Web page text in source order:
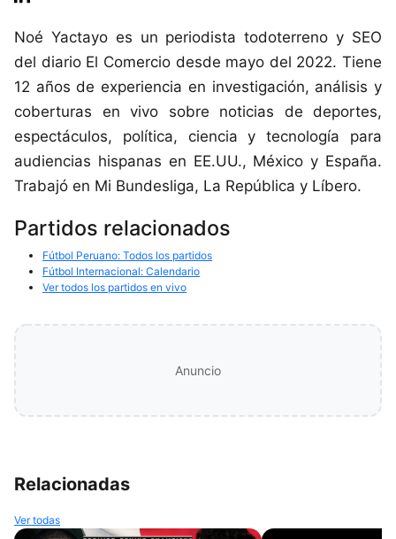
Noé Yactayo es un periodista todoterreno y SEO
del diario El Comercio desde mayo del 2022. Tiene
12 años de experiencia en investigación, análisis y
coberturas en vivo sobre noticias de deportes,
espectáculos, política, ciencia y tecnología para
audiencias hispanas en EE.UU., México y España.
Trabajó en Mi Bundesliga, La República y Líbero.
Partidos relacionados
Fútbol Peruano: Todos los partidos
Fútbol Internacional: Calendario
Ver todos los partidos en vivo
Anuncio
Relacionadas
Ver todas